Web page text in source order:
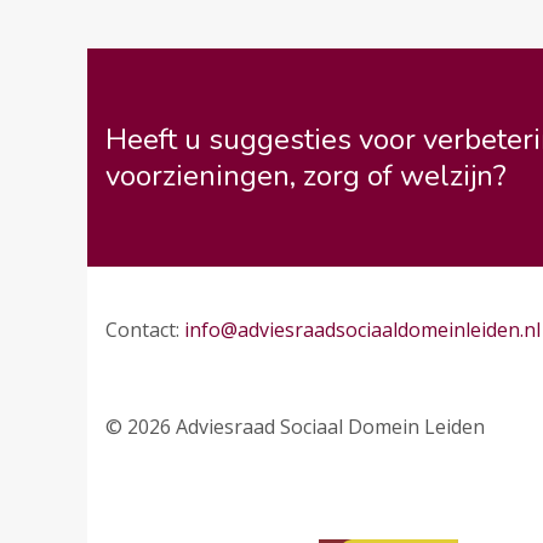
Heeft u suggesties voor
voorzieningen, zorg of welzijn?
Contact: info@adviesraadsociaaldomeinleiden.nl
© 2026 Adviesraad Sociaal Domein Leiden